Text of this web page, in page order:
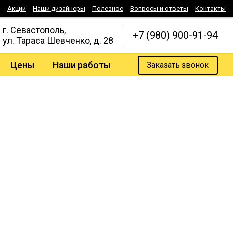
Акции Наши дизайнеры Полезное Вопросы и ответы Контакты
г. Севастополь,
ул. Тараса Шевченко, д. 28
+7 (980) 900-91-94
Цены Наши работы Заказать звонок